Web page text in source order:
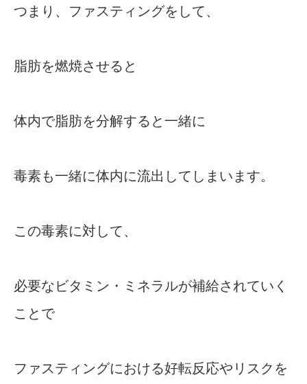
つまり、ファスティングをして、
脂肪を燃焼させると
体内で脂肪を分解すると一緒に
毒素も一緒に体内に流出してしまいます。
この毒素に対して、
必要なビタミン・ミネラルが補給されていく
ことで
ファスティングにおける好転反応やリスクを